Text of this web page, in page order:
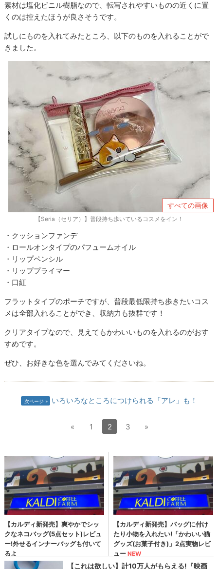
素材は塩化ビニル樹脂なので、転写されやすいものの近くに置
くのは控えたほうが良さそうです。
試しにものを入れてみたところ、以下のものを入れることがで
きました。
すべての画像
【Seria（セリア）】普段持ち歩いているコスメをイン！
・クッションファンデ
・ロールオンタイプのパフュームオイル
・リップペンシル
・リッププライマー
・口紅
フラットタイプのポーチですが、普段最低限持ち歩きたいコス
メは全部入れることができ、収納力も抜群です！
クリアタイプなので、見えてもかわいいものを入れるのがおす
すめです。
ぜひ、お好きな色を選んでみてくださいね。
次ページ いろいろなところにつけられる「アレ」も！
« 1 2 3 »